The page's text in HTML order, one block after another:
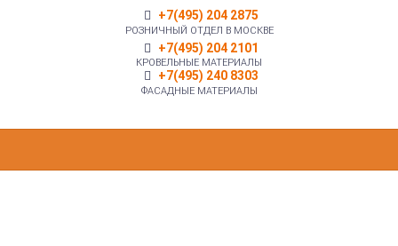
+7(495) 204 2875
РОЗНИЧНЫЙ ОТДЕЛ В МОСКВЕ
+7(495) 204 2101
КРОВЕЛЬНЫЕ МАТЕРИАЛЫ
+7(495) 240 8303
ФАСАДНЫЕ МАТЕРИАЛЫ